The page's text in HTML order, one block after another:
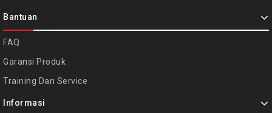
Bantuan
FAQ
Garansi Produk
Training Dan Service
Informasi